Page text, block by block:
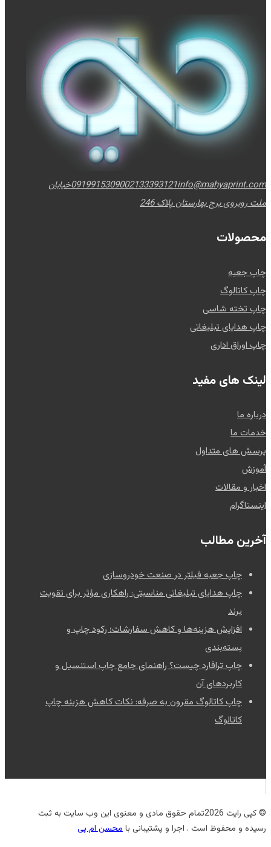
0919915309002133393121info@mahyaprint.com
خیابان
ملت روبروی برج بهارستان پلاک 246
محصولات
چاپ جعبه
چاپ کاتالوگ
چاپ تخته شاسی
چاپ هدایای تبلیغاتی
چاپ اوراق اداری
لینک های مفید
درباره ما
خدمات ما
پرسش های متداول
آموزش
اخبار و مقالات
اینستاگرام
آخرین مطالب
چاپ جعبه فیلتر در صنعت خودروسازی
چاپ هدایای تبلیغاتی مناسبتی: راهکاری مؤثر برای تقویت
برند
افزایش هزینه‌ها و کاهش سفارشات؛ رکود چاپ و
بسته‌بندی
چاپ ترافارد چیست؟ راهنمای جامع چاپ استنسیل و
کاربردهای آن
چاپ کاتالوگ مقرون به صرفه: نکات کاهش هزینه چاپ
کاتالوگ
© کپی رایت 2026تمام حقوق مادی و معنوی این وب سایت به ثبت
رسیده و محفوظ است . اجرا و پشتیبانی بامحسن ام پی